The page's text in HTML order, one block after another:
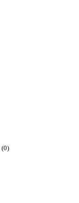
(0)